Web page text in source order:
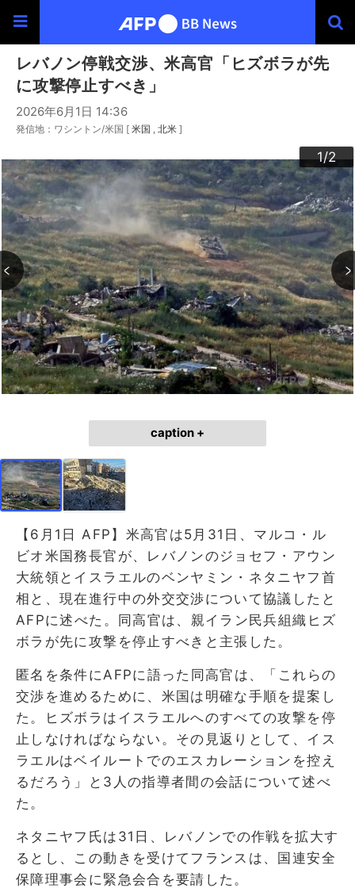
レバノン停戦交渉、米高官「ヒズボラが先
に攻撃停止すべき」
2026年6月1日 14:36
発信地：ワシントン/米国 [ 米国 北米 ]
1/2
2/2
caption +
【6月1日 AFP】米高官は5月31日、マルコ・ル
ビオ米国務長官が、レバノンのジョセフ・アウン
大統領とイスラエルのベンヤミン・ネタニヤフ首
相と、現在進行中の外交交渉について協議したと
AFPに述べた。同高官は、親イラン民兵組織ヒズ
ボラが先に攻撃を停止すべきと主張した。
匿名を条件にAFPに語った同高官は、「これらの
交渉を進めるために、米国は明確な手順を提案し
た。ヒズボラはイスラエルへのすべての攻撃を停
止しなければならない。その見返りとして、イス
ラエルはベイルートでのエスカレーションを控え
るだろう」と3人の指導者間の会話について述べ
た。
ネタニヤフ氏は31日、レバノンでの作戦を拡大す
るとし、この動きを受けてフランスは、国連安全
保障理事会に緊急会合を要請した。